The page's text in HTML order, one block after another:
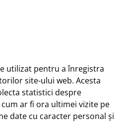
utilizat pentru a înregistra
site-ului web. Acesta
statistici despre
ar fi ora ultimei vizite pe
date cu caracter personal și